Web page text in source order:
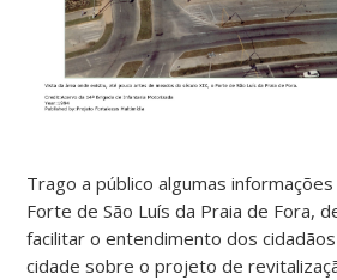
Trago a público algumas
Forte de São Luís da Praia de Fora,
facilitar o entendimento dos
cidade sobre o projeto de